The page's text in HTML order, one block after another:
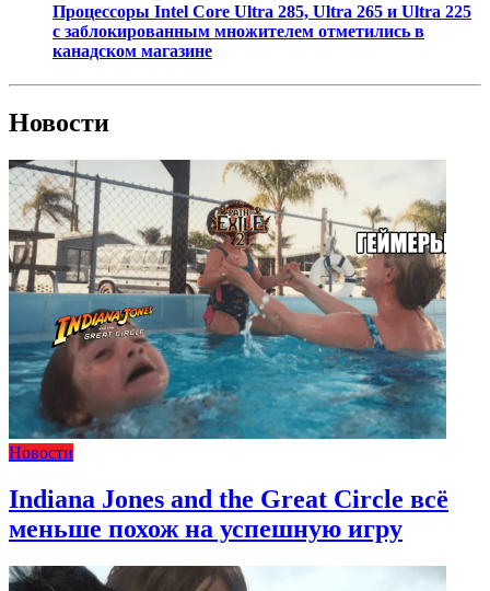
Процессоры Intel Core Ultra 285, Ultra 265 и Ultra 225
с заблокированным множителем отметились в
канадском магазине
Новости
Новости
Indiana Jones and the Great Circle всё
меньше похож на успешную игру